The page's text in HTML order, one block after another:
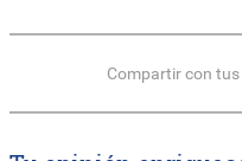
Compartir con